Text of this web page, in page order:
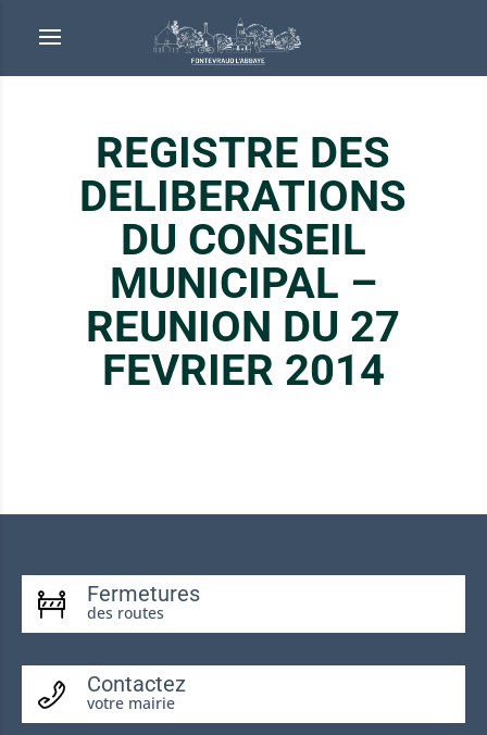
REGISTRE DES
DELIBERATIONS
DU CONSEIL
MUNICIPAL –
REUNION DU 27
FEVRIER 2014
Fermetures
des routes
Contactez
votre mairie